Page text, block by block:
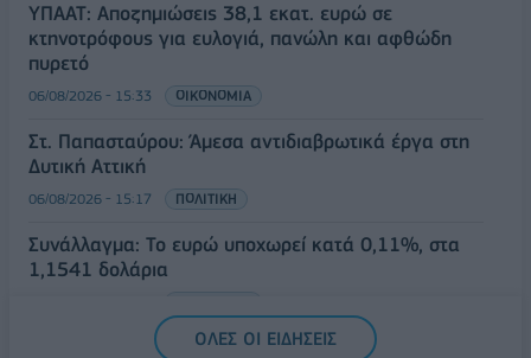
ΥΠΑΑΤ: Αποζημιώσεις 38,1 εκατ. ευρώ σε
κτηνοτρόφους για ευλογιά, πανώλη και αφθώδη
πυρετό
06/08/2026 - 15:33 ΟΙΚΟΝΟΜΙΑ
Στ. Παπασταύρου: Άμεσα αντιδιαβρωτικά έργα στη
Δυτική Αττική
06/08/2026 - 15:17 ΠΟΛΙΤΙΚΗ
Συνάλλαγμα: Το ευρώ υποχωρεί κατά 0,11%, στα
1,1541 δολάρια
ΟΛΕΣ ΟΙ ΕΙΔΗΣΕΙΣ